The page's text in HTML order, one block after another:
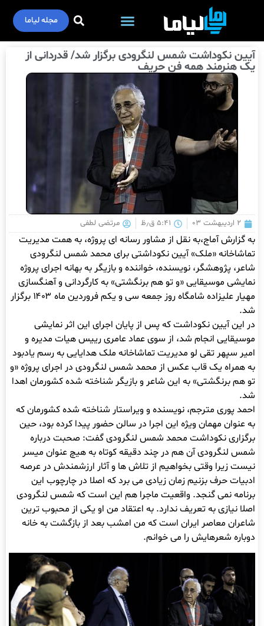
مجله لیاما
آیین نکوداشت شمس لنگرودی برگزار شد/ قدردانی از
یک هنرمند همه فن حریف
۲ اردیبهشت ۰۳ ۵:۴۱ ق٫ظ مرتضی لطفی
به گزارش آماج،به نقل از مشاور رسانه ای پروژه، به همت مدیریت
تماشاخانه «ملک» آیین نکوداشتی برای محمد شمس لنگرودی
شاعر، پژوهشگر، نویسنده، خواننده و بازیگر به بهانه اجرای پروژه
نمایشی موسیقایی «و تو هم برنگشتی» به کارگردانی و آهنگسازی
مهیار علیزاده شامگاه روز جمعه سی و یکم فروردین ماه ۱۴۰۳ برگزار
شد.
در این آیین نکوداشت که پس از پایان اجرای این اثر نمایشی
موسیقایی انجام شد، از سوی عماد عامری رییس هیات مدیره و
امیر سپهر تقی لو مدیریت تماشاخانه ملک هدایایی به رسم یادبود
به همراه یک قاب عکس از محمد شمس لنگرودی در اجرای پروژه «و
تو هم برنگشتی» به این شاعر و بازیگر شناخته شده کشورمان اهدا
شد.
احمد پوری مترجم، نویسنده و ویراستار شناخته شده کشورمان که
به عنوان مهمان ویژه این اجرا در سالن حضور پیدا کرده بود، حین
برگزاری نکوداشت محمد شمس لنگرودی گفت: صحبت درباره
شمس لنگرودی آن هم در چند دقیقه کوتاه به هیچ عنوان میسر
نیست زیرا وقتی بخواهیم از تلاش ها و آثار ارزشمندش در عرصه
ادبیات حرف بزنیم زمان زیادی می برد که اصلا در چارچوب این
برنامه نمی گنجد. واقعیت ماجرا هم این است که شمس لنگرودی
اصلا نیازی به تعریف ندارد. به اعتقاد من او یکی از محبوب ترین
شاعران معاصر ایران است که من امشب بعد از بازگشت به خانه
دوباره شعرهایش را می خوانم.